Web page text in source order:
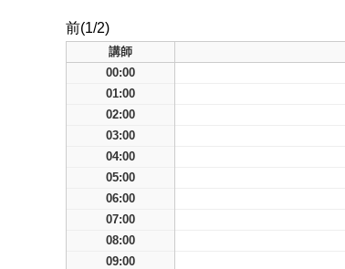
前(1/2)
講師
00:00
01:00
02:00
03:00
04:00
05:00
06:00
07:00
08:00
09:00